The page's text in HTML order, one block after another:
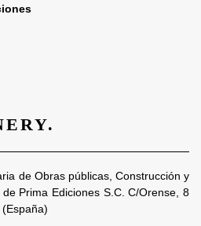
de Obras públicas, Construcción y
Prima Ediciones S.C. C/Orense, 8